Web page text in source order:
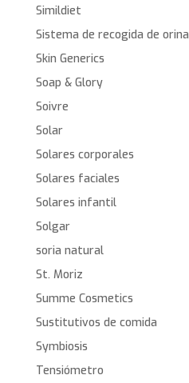
Simildiet
Sistema de recogida de orina
Skin Generics
Soap & Glory
Soivre
Solar
Solares corporales
Solares faciales
Solares infantil
Solgar
soria natural
St. Moriz
Summe Cosmetics
Sustitutivos de comida
Symbiosis
Tensiómetro